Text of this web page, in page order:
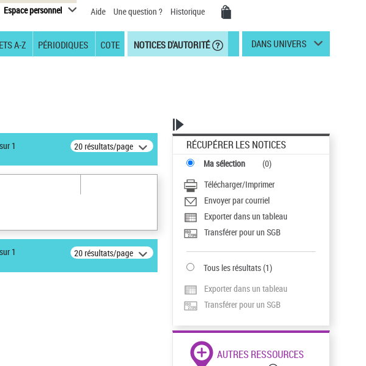
Espace personnel Aide Une question ? Historique
A-Z PÉRIODIQUES COTE NOTICES D'AUTORITÉ DANS UNIVERS
sur 1 20 résultats/page
sur 1 20 résultats/page
RÉCUPÉRER LES NOTICES
Ma sélection (0)
Télécharger/Imprimer
Envoyer par courriel
Exporter dans un tableau
Transférer pour un SGB
Tous les résultats(1)
Exporter dans un tableau
Transférer pour un SGB
AUTRES RESSOURCES